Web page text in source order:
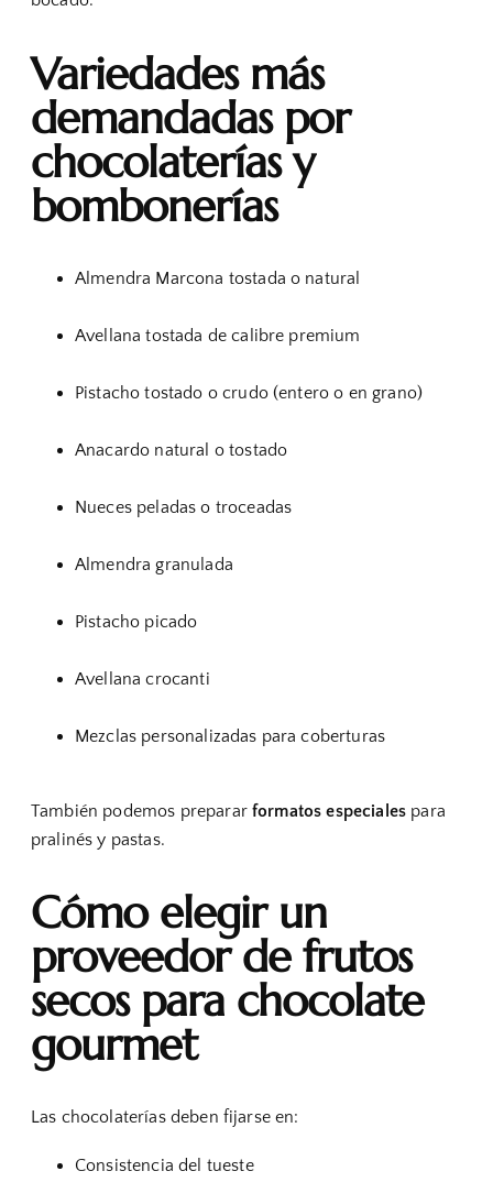
Variedades más
demandadas por
chocolaterías y
bombonerías
Almendra Marcona tostada o natural
Avellana tostada de calibre premium
Pistacho tostado o crudo (entero o en grano)
Anacardo natural o tostado
Nueces peladas o troceadas
Almendra granulada
Pistacho picado
Avellana crocanti
Mezclas personalizadas para coberturas
También podemos preparar formatos especiales para
pralinés y pastas.
Cómo elegir un
proveedor de frutos
secos para chocolate
gourmet
Las chocolaterías deben fijarse en:
Consistencia del tueste